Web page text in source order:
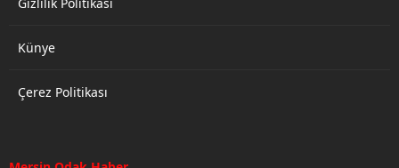
Künye
Çerez Politikası